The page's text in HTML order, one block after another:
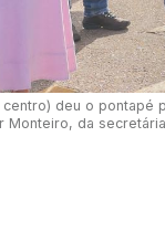
deu o
Monteiro, da